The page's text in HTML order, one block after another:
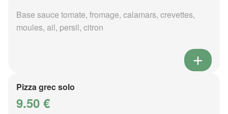
Base sauce tomate, fromage, calamars, crevettes,
moules, ail, persil, citron
Pizza grec solo
9.50 €